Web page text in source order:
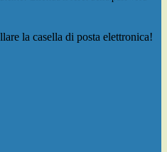
la casella di posta elettronica!